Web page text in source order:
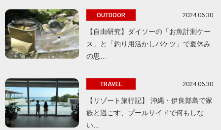
OUTDOOR 2024.06.30
【自由研究】ダイソーの「お魚計測ケー
ス」と「釣り用活かしバケツ」で夏休み
の思…
TRAVEL 2024.06.30
【リゾート旅行記】 沖縄・伊良部島で家
族と過ごす、プールサイドで何もしな
い…